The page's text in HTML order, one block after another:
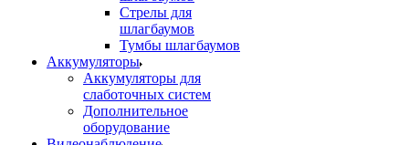
Стрелы для
шлагбаумов
Тумбы шлагбаумов
Аккумуляторы
Аккумуляторы для
слаботочных систем
Дополнительное
оборудование